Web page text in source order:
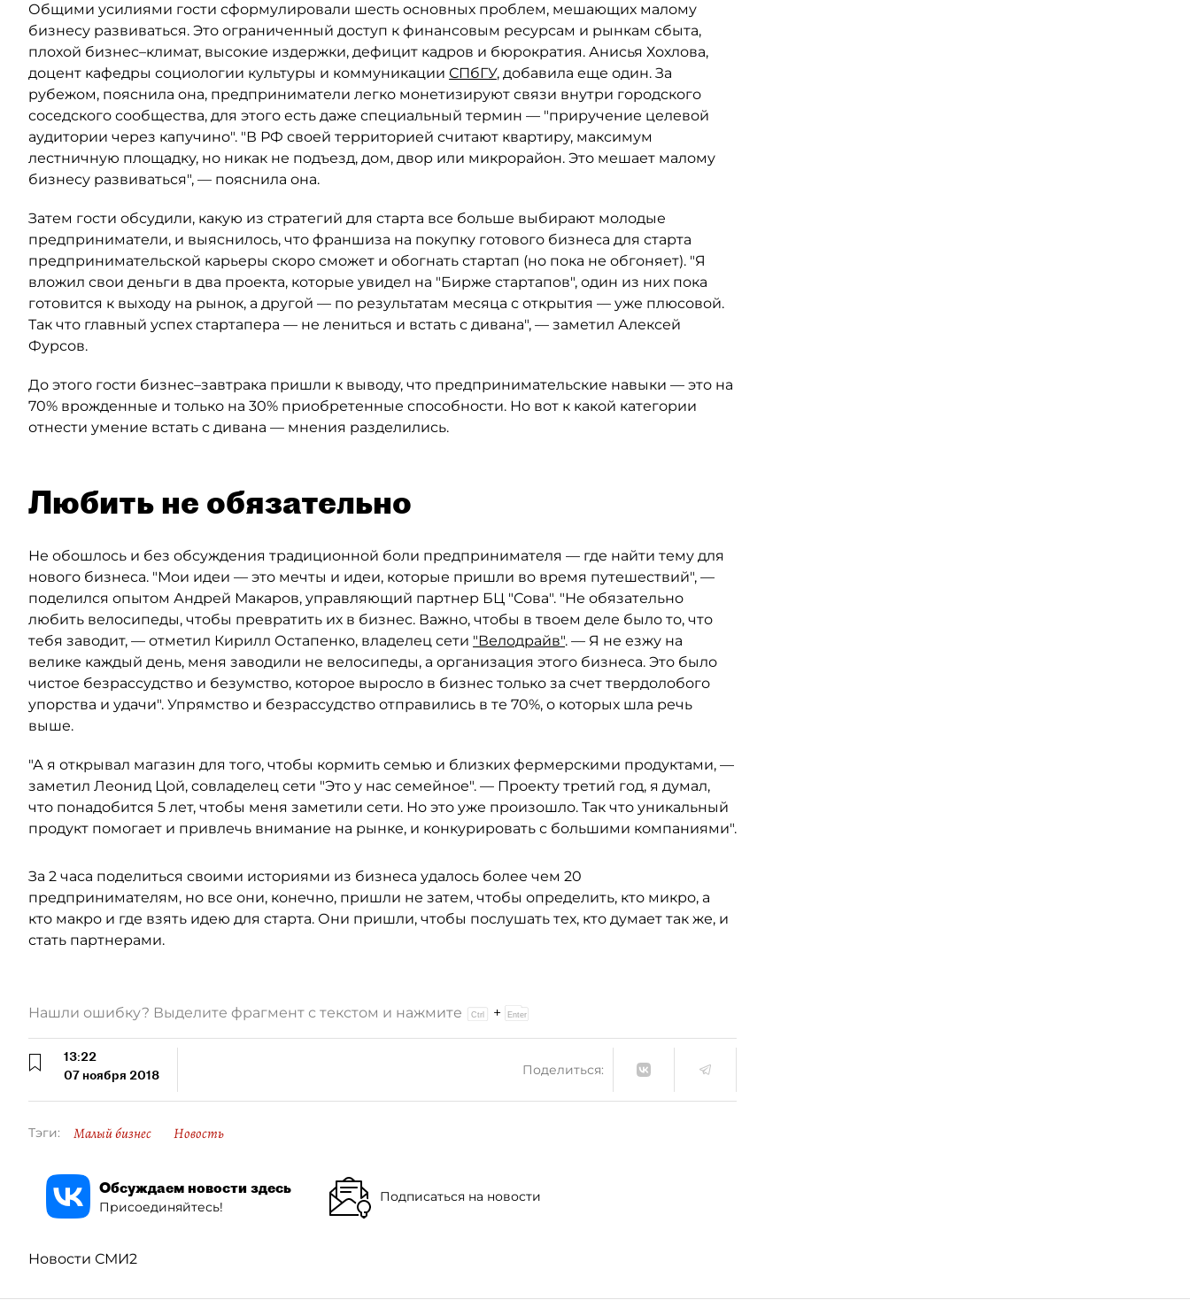
Общими усилиями гости сформулировали шесть основных проблем, мешающих малому
бизнесу развиваться. Это ограниченный доступ к финансовым ресурсам и рынкам сбыта,
плохой бизнес–климат, высокие издержки, дефицит кадров и бюрократия. Анисья Хохлова,
доцент кафедры социологии культуры и коммуникации СПбГУ, добавила еще один. За
рубежом, пояснила она, предприниматели легко монетизируют связи внутри городского
соседского сообщества, для этого есть даже специальный термин — "приручение целевой
аудитории через капучино". "В РФ своей территорией считают квартиру, максимум
лестничную площадку, но никак не подъезд, дом, двор или микрорайон. Это мешает малому
бизнесу развиваться", — пояснила она.
Затем гости обсудили, какую из стратегий для старта все больше выбирают молодые
предприниматели, и выяснилось, что франшиза на покупку готового бизнеса для старта
предпринимательской карьеры скоро сможет и обогнать стартап (но пока не обгоняет). "Я
вложил свои деньги в два проекта, которые увидел на "Бирже стартапов", один из них пока
готовится к выходу на рынок, а другой — по результатам месяца с открытия — уже плюсовой.
Так что главный успех стартапера — не лениться и встать с дивана", — заметил Алексей
Фурсов.
До этого гости бизнес–завтрака пришли к выводу, что предпринимательские навыки — это на
70% врожденные и только на 30% приобретенные способности. Но вот к какой категории
отнести умение встать с дивана — мнения разделились.
Любить не обязательно
Не обошлось и без обсуждения традиционной боли предпринимателя — где найти тему для
нового бизнеса. "Мои идеи — это мечты и идеи, которые пришли во время путешествий", —
поделился опытом Андрей Макаров, управляющий партнер БЦ "Сова". "Не обязательно
любить велосипеды, чтобы превратить их в бизнес. Важно, чтобы в твоем деле было то, что
тебя заводит, — отметил Кирилл Остапенко, владелец сети "Велодрайв". — Я не езжу на
велике каждый день, меня заводили не велосипеды, а организация этого бизнеса. Это было
чистое безрассудство и безумство, которое выросло в бизнес только за счет твердолобого
упорства и удачи". Упрямство и безрассудство отправились в те 70%, о которых шла речь
выше.
"А я открывал магазин для того, чтобы кормить семью и близких фермерскими продуктами, —
заметил Леонид Цой, совладелец сети "Это у нас семейное". — Проекту третий год, я думал,
что понадобится 5 лет, чтобы меня заметили сети. Но это уже произошло. Так что уникальный
продукт помогает и привлечь внимание на рынке, и конкурировать с большими компаниями".
За 2 часа поделиться своими историями из бизнеса удалось более чем 20
предпринимателям, но все они, конечно, пришли не затем, чтобы определить, кто микро, а
кто макро и где взять идею для старта. Они пришли, чтобы послушать тех, кто думает так же, и
стать партнерами.
Нашли ошибку? Выделите фрагмент с текстом и нажмите +
13:22
07 ноября 2018
Поделиться:
Тэги: Малый бизнес Новость
Обсуждаем новости здесь
Присоединяйтесь!
Подписаться на новости
Новости СМИ2